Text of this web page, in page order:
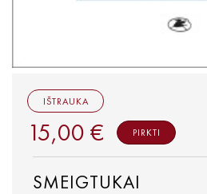
SMEIGTUKAI
IŠTRAUKA
15,00 € PIRKTI